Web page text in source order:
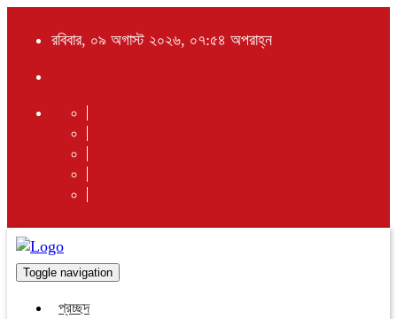
রবিবার, ০৯ অগাস্ট ২০২৬, ০৭:৫৪ অপরাহ্ন
Toggle navigation
প্রচ্ছদ